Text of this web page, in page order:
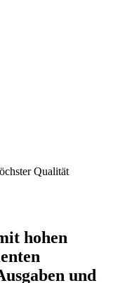
Qualität
hohen
und